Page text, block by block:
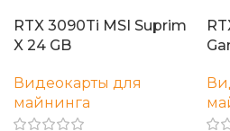
RTX 3090Ti MSI Suprim
X 24 GB
Видеокарты для
майнинга